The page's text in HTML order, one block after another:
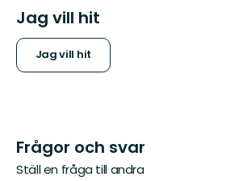
Jag vill hit
Jag vill hit
Frågor och svar
Ställ en fråga till andra